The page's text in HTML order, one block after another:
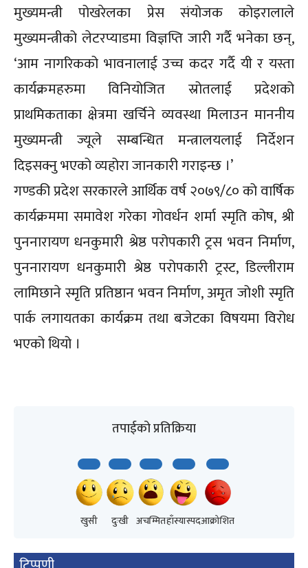
मुख्यमन्त्री पोखरेलका प्रेस संयोजक कोइरालाले
मुख्यमन्त्रीको लेटरप्याडमा विज्ञप्ति जारी गर्दै भनेका छन्,
‘आम नागरिकको भावनालाई उच्च कदर गर्दै यी र यस्ता
कार्यक्रमहरुमा विनियोजित स्रोतलाई प्रदेशको
प्राथमिकताका क्षेत्रमा खर्चिने व्यवस्था मिलाउन माननीय
मुख्यमन्त्री ज्यूले सम्बन्धित मन्त्रालयलाई निर्देशन
दिइसक्नु भएको व्यहोरा जानकारी गराइन्छ ।’
गण्डकी प्रदेश सरकारले आर्थिक वर्ष २०७९/८० को वार्षिक
कार्यक्रममा समावेश गरेका गोवर्धन शर्मा स्मृति कोष, श्री
पुननारायण धनकुमारी श्रेष्ठ परोपकारी ट्रस भवन निर्माण,
पुननारायण धनकुमारी श्रेष्ठ परोपकारी ट्रस्ट, डिल्लीराम
लामिछाने स्मृति प्रतिष्ठान भवन निर्माण, अमृत जोशी स्मृति
पार्क लगायतका कार्यक्रम तथा बजेटका विषयमा विरोध
भएको थियो ।
तपाईको प्रतिक्रिया
खुसी दुःखी अचम्मितहाँस्यास्पदआक्रोशित